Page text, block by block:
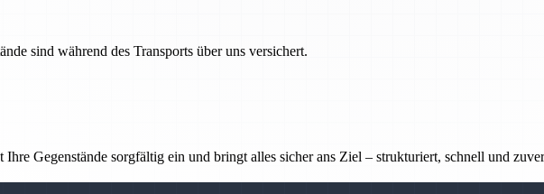
sind während des Transports über uns versichert.
Gegenstände sorgfältig ein und bringt alles sicher ans Ziel – strukturiert, schnell und